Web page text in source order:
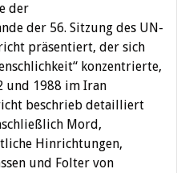
der
der 56. Sitzung des UN-
präsentiert, der sich
konzentrierte,
und 1988 im Iran
beschrieb detailliert
Mord,
Hinrichtungen,
und Folter von